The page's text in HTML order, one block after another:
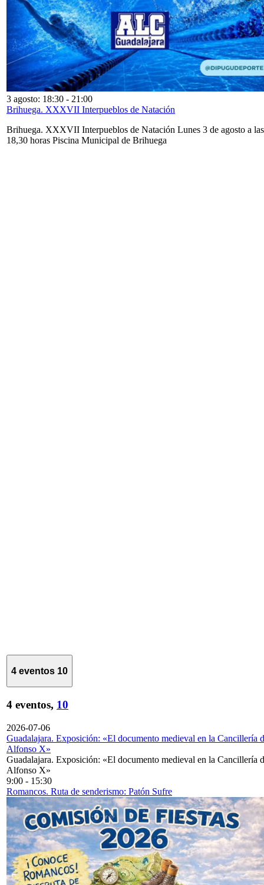
3 agosto: 18:30 - 21:00
Brihuega. XXXVII Interpueblos de Natación
Brihuega. XXXVII Interpueblos de Natación Lunes 3 de agosto a las
18,30 horas Piscina Municipal de Brihuega
4 eventos 10
4 eventos, 10
2026-07-06
Guadalajara. Exposición: «El documento medieval en la Cancillería
Alfonso X»
Guadalajara. Exposición: «El documento medieval en la Cancillería
Alfonso X»
9:00 - 15:30
Romancos. Ruta de senderismo: Patón Sufre